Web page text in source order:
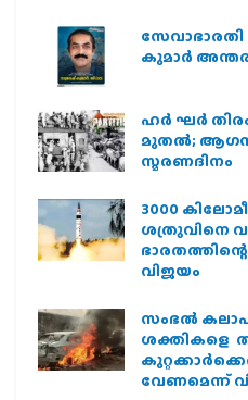
കുമാർ
ഹര്‍ ഘര്‍
മുതല്‍; ആഗസ്ത്
സ്മരണദിനം
3000
ശത്രുവിനെ
വിജയം
സംഭൽ കലാപ
ശക്തികളെ
വേണമെന്ന്